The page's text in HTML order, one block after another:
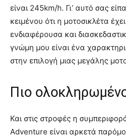
είναι 245km/h. Γι’ αυτό σας
κειμένου ότι η μοτοσικλέτα
ενδιαφέρουσα και
γνώμη μου είναι ένα
στην επιλογή μιας μεγάλης
Πιο
Και στις στροφές η
Adventure είναι αρκετά